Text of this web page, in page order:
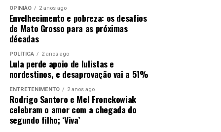
OPINIÃO 2 anos ago
Envelhecimento e pobreza: os desafios
de Mato Grosso para as próximas
décadas
POLÍTICA 2 anos ago
Lula perde apoio de lulistas e
nordestinos, e desaprovação vai a 51%
ENTRETENIMENTO 2 anos ago
Rodrigo Santoro e Mel Fronckowiak
celebram o amor com a chegada do
segundo filho; ‘Viva’